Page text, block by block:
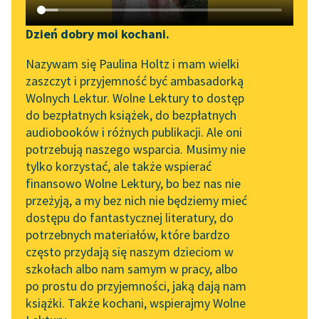
Katalog DAISY
Podkasty o książkach
Zgłoś brak utworu
Aktualności
„Prokurator Alicja Horn”
do słuchania
Byliśmy częścią AI Impact
Lab
Zapraszamy na spotkanie
online z tłumaczkami
literatury skandynawskiej
Spotkanie z Katarzyną
Tunkiel w Oslo
102. lata temu zmarł
Joseph Conrad
Narzędzia
Mapa Wolnych Lektur
Leśmianator
Przewodnik dla piszących i
czytających
API
OAI-PMH
Widget Wolnych Lektur
Przypisy
Dzień dobry moi kochani.
Nazywam się Paulina Holtz i mam wielki
zaszczyt i przyjemność być ambasadorką
Wolnych Lektur. Wolne Lektury to dostęp
do bezpłatnych książek, do bezpłatnych
audiobooków i różnych publikacji. Ale oni
potrzebują naszego wsparcia. Musimy nie
tylko korzystać, ale także wspierać
finansowo Wolne Lektury, bo bez nas nie
przeżyją, a my bez nich nie będziemy mieć
dostępu do fantastycznej literatury, do
potrzebnych materiałów, które bardzo
często przydają się naszym dzieciom w
szkołach albo nam samym w pracy, albo
po prostu do przyjemności, jaką dają nam
książki. Także kochani, wspierajmy Wolne
pobierz audiobook
pobierz książkę
czytaj online
Czyta: Masza Bogucka Grzegorz Dondziłło